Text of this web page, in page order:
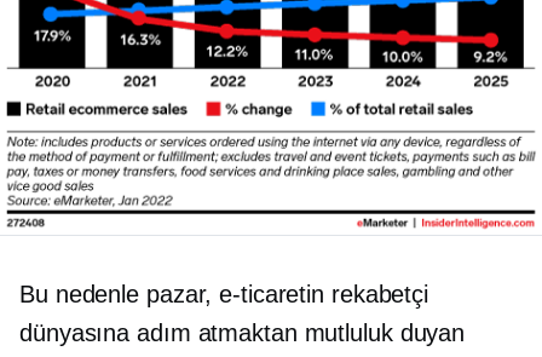
Bu nedenle pazar, e-ticaretin rekabetçi
dünyasına adım atmaktan mutluluk duyan